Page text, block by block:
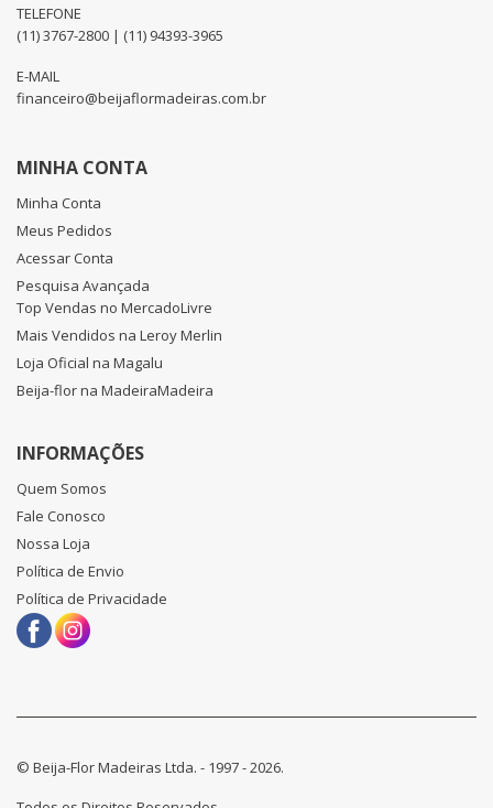
TELEFONE
(11) 3767-2800 | (11) 94393-3965
E-MAIL
financeiro@beijaflormadeiras.com.br
MINHA CONTA
Minha Conta
Meus Pedidos
Acessar Conta
Pesquisa Avançada
Top Vendas no MercadoLivre
Mais Vendidos na Leroy Merlin
Loja Oficial na Magalu
Beija-flor na MadeiraMadeira
INFORMAÇÕES
Quem Somos
Fale Conosco
Nossa Loja
Política de Envio
Política de Privacidade
© Beija-Flor Madeiras Ltda. - 1997 - 2026.